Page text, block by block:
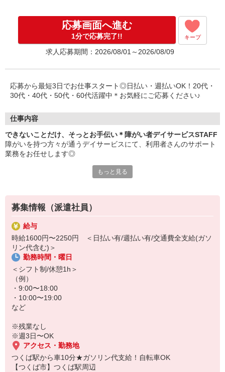
応募画面へ進む
1分で応募完了!! キープ
求人応募期間：2026/08/01～2026/08/09
応募から最短3日でお仕事スタート◎日払い・週払いOK！20代・
30代・40代・50代・60代活躍中＊お気軽にご応募ください♪
仕事内容
できないことだけ、そっとお手伝い＊障がい者デイサービスSTAFF
障がいを持つ方々が通うデイサービスにて、利用者さんのサポート
業務をお任せします◎
・食事やお風呂などの介助
・レクリエーションの企画、実施
・利用者さんの送迎（できる方のみ）
など
利用者さんは、自分の力でできることがたくさんあります◎本人が
難しいと感じる部分だけ、そっとお手伝いして、できることは温か
く見守りましょう♪
もっと見る
募集情報（派遣社員）
給与
時給1600円〜2250円 ＜日払い有/週払い有/交通費全支給(ガソ
リン代含む)＞
勤務時間・曜日
＜シフト制/休憩1h＞
（例）
・9:00〜18:00
・10:00〜19:00
など
※残業なし
※週3日〜OK
アクセス・勤務地
つくば駅から車10分★ガソリン代支給！自転車OK
【つくば市】つくば駅周辺